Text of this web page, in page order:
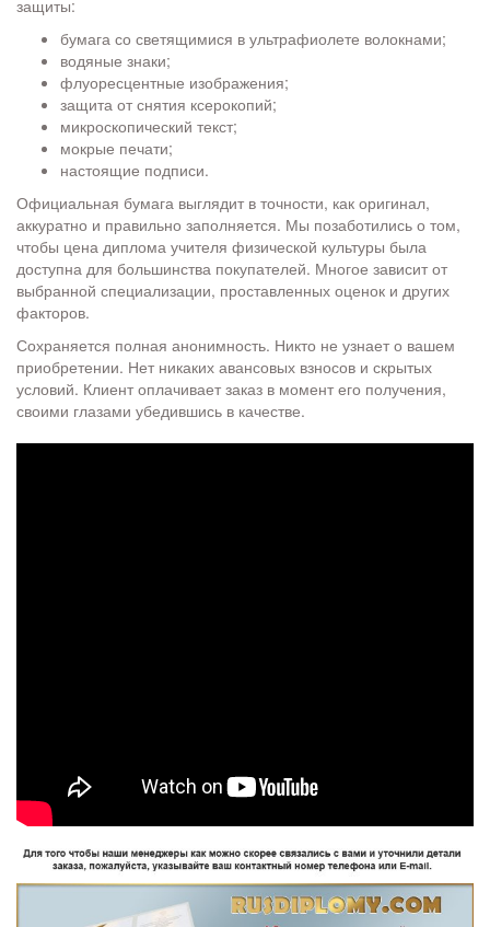
защиты:
бумага со светящимися в ультрафиолете волокнами;
водяные знаки;
флуоресцентные изображения;
защита от снятия ксерокопий;
микроскопический текст;
мокрые печати;
настоящие подписи.
Официальная бумага выглядит в точности, как оригинал,
аккуратно и правильно заполняется. Мы позаботились о том,
чтобы цена диплома учителя физической культуры была
доступна для большинства покупателей. Многое зависит от
выбранной специализации, проставленных оценок и других
факторов.
Сохраняется полная анонимность. Никто не узнает о вашем
приобретении. Нет никаких авансовых взносов и скрытых
условий. Клиент оплачивает заказ в момент его получения,
своими глазами убедившись в качестве.